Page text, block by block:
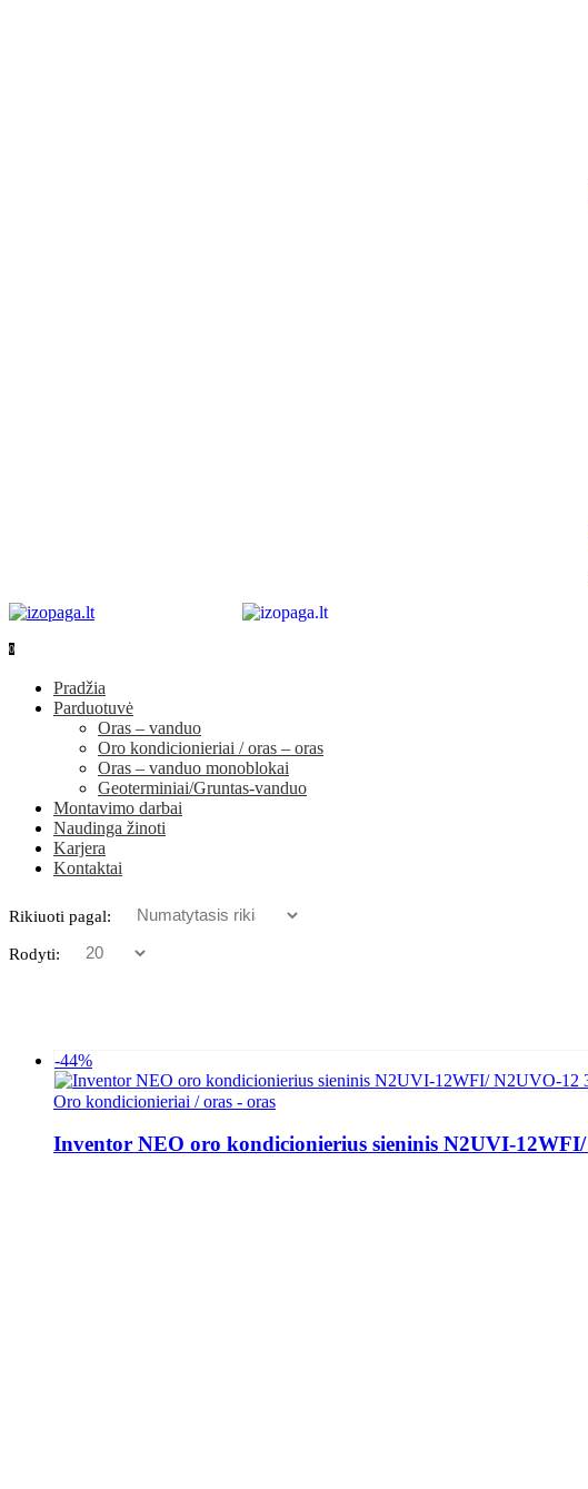
0
Pradžia
Parduotuvė
Oras – vanduo
Oro kondicionieriai / oras – oras
Oras – vanduo monoblokai
Geoterminiai/Gruntas-vanduo
Montavimo darbai
Naudinga žinoti
Karjera
Kontaktai
Rikiuoti pagal:
Rodyti:
-44%
Oro kondicionieriai / oras - oras
Inventor NEO oro kondicionierius sieninis N2UVI-